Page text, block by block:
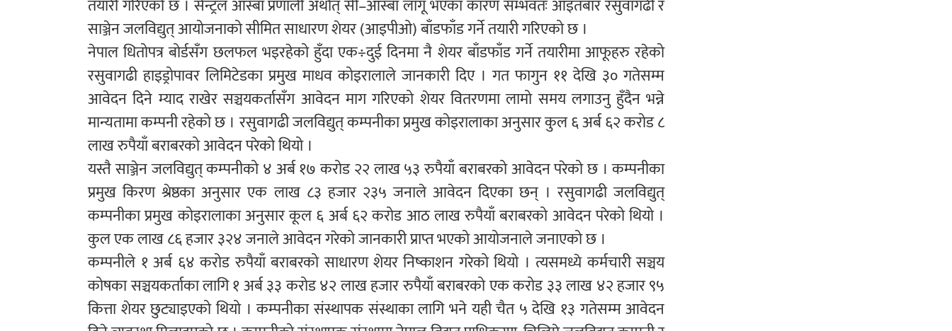
तयारी गरिएको छ । सेन्ट्रल आस्बा प्रणाली अर्थात् सी–आस्बा लागू भएका कारण सम्भवतः आइतबार रसुवागढी र
साञ्जेन जलविद्युत् आयोजनाको सीमित साधारण शेयर (आइपीओ) बाँडफाँड गर्ने तयारी गरिएको छ ।
नेपाल धितोपत्र बोर्डसँग छलफल भइरहेको हुँदा एक÷दुई दिनमा नै शेयर बाँडफाँड गर्ने तयारीमा आफूहरु रहेको
रसुवागढी हाइड्रोपावर लिमिटेडका प्रमुख माधव कोइरालाले जानकारी दिए । गत फागुन ११ देखि ३० गतेसम्म
आवेदन दिने म्याद राखेर सञ्चयकर्तासँग आवेदन माग गरिएको शेयर वितरणमा लामो समय लगाउनु हुँदैन भन्ने
मान्यतामा कम्पनी रहेको छ । रसुवागढी जलविद्युत् कम्पनीका प्रमुख कोइरालाका अनुसार कुल ६ अर्ब ६२ करोड ८
लाख रुपैयाँ बराबरको आवेदन परेको थियो ।
यस्तै साञ्जेन जलविद्युत् कम्पनीको ४ अर्ब १७ करोड २२ लाख ५३ रुपैयाँ बराबरको आवेदन परेको छ । कम्पनीका
प्रमुख किरण श्रेष्ठका अनुसार एक लाख ८३ हजार २३५ जनाले आवेदन दिएका छन् । रसुवागढी जलविद्युत्
कम्पनीका प्रमुख कोइरालाका अनुसार कूल ६ अर्ब ६२ करोड आठ लाख रुपैयाँ बराबरको आवेदन परेको थियो ।
कुल एक लाख ८६ हजार ३२४ जनाले आवेदन गरेको जानकारी प्राप्त भएको आयोजनाले जनाएको छ ।
कम्पनीले १ अर्ब ६४ करोड रुपैयाँ बराबरको साधारण शेयर निष्काशन गरेको थियो । त्यसमध्ये कर्मचारी सञ्चय
कोषका सञ्चयकर्ताका लागि १ अर्ब ३३ करोड ४२ लाख हजार रुपैयाँ बराबरको एक करोड ३३ लाख ४२ हजार ९५
कित्ता शेयर छुट्याइएको थियो । कम्पनीका संस्थापक संस्थाका लागि भने यही चैत ५ देखि १३ गतेसम्म आवेदन